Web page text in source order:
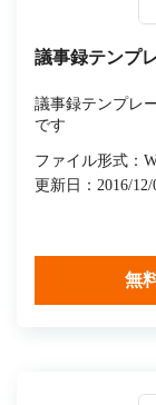
議事録テンプ
議事録テンプレ
です
ファイル形式：
更新日：2016/12/
無